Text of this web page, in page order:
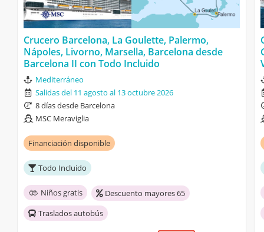
Crucero Barcelona, La Goulette, Palermo,
Nápoles, Livorno, Marsella, Barcelona desde
Barcelona II con Todo Incluido
Mediterráneo
Salidas del 11 agosto al 13 octubre 2026
8 días desde Barcelona
MSC Meraviglia
Financiación disponible
Todo Incluido
Niños gratis
Descuento mayores 65
Traslados autobús